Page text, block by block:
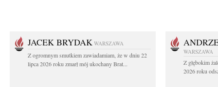
JACEK BRYDAK WARSZAWA
Z ogromnym smutkiem zawiadamiam, że w dniu 22
lipca 2026 roku zmarł mój ukochany Brat...
WARSZAWA
Z głębokim
2026 roku